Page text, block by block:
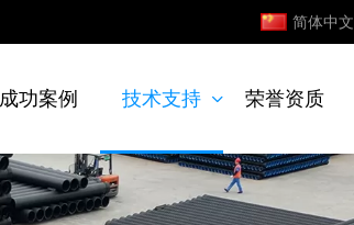
简体中文
成功案例 技术支持 荣誉资质